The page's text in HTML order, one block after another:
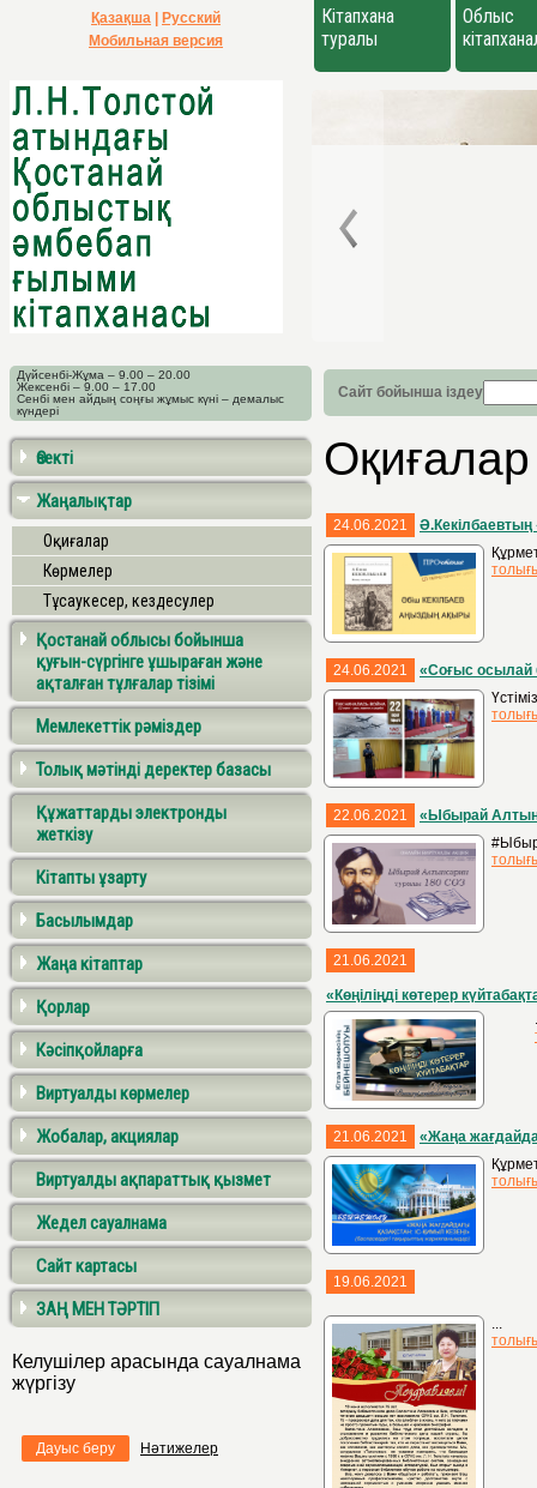
Қазақша
Русский
Мобильная версия
Кітапхана
туралы
Облыс
Дүйсенбі-Жұма – 9.00 – 20.00
Жексенбі – 9.00 – 17.00
Сенбі мен айдың соңғы жұмыс күні – демалыс
күндері
Сайт бойынша іздеу
Өзекті
Жаңалықтар
Оқиғалар
Көрмелер
Тұсаукесер, кездесулер
Қостанай облысы бойынша
қуғын-сүргінге ұшыраған және
ақталған тұлғалар тізімі
Мемлекеттік рәміздер
Толық мәтінді деректер базасы
Құжаттарды электронды
жеткізу
Кітапты ұзарту
Басылымдар
Жаңа кітаптар
Қорлар
Кәсіпқойларға
Виртуалды көрмелер
Жобалар, акциялар
Виртуалды ақпараттық қызмет
Жедел сауалнама
Сайт картасы
ЗАҢ МЕН ТӘРТІП
Келушілер арасында сауалнама
жүргізу
Дауыс беру Нәтижелер
Оқиғалар
24.06.2021
24.06.2021
«Соғыс осылай
22.06.2021
«Ыбырай
21.06.2021
«Көңіліңді көтерер
21.06.2021
«Жаңа
19.06.2021
...